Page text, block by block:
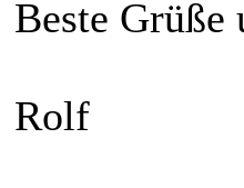
Beste Grüße
Rolf